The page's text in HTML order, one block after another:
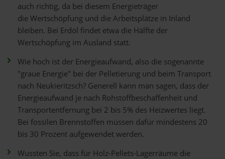
auch richtig, da bei diesem Energieträger
die Wertschöpfung und die Arbeitsplätze in Inland
bleiben. Bei Erdöl findet etwa die Hälfte der
Wertschöpfung im Ausland statt.
Wie hoch ist der Energieaufwand, also die sogenannte
"graue Energie" bei der Pelletierung und beim Transport
nach Neukieritzsch? Generell kann man sagen, dass der
Energieaufwand je nach Rohstoffbeschaffenheit und
Transportentfernung bei 2 bis 5% des Heizwertes liegt.
Bei fossilen Brennstoffen müssen dafür mindestens 20
bis 30 Prozent aufgewendet werden.
Wussten Sie, dass für Holz-Pellets-Lagerräume die